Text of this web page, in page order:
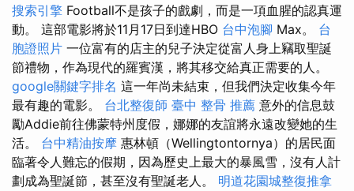
搜索引擎 Football不是孩子的戲劇，而是一項血腥的認真運
動。 這部電影將於11月17日到達HBO 台中泡腳 Max。 台
胞證照片 一位富有的店主的兒子決定從富人身上竊取聖誕
節禮物，作為現代的羅賓漢，將其移交給真正需要的人。
google關鍵字排名 這一年尚未結束，但我們決定收集今年
最有趣的電影。 台北整復師 臺中 整骨 推薦 意外的信息鼓
勵Addie前往佛蒙特州度假，娜娜的友誼將永遠改變她的生
活。 台中精油按摩 惠林頓（Wellingtontornya）的居民面
臨著令人難忘的假期，因為歷史上最大的暴風雪，沒有人計
劃成為聖誕節，甚至沒有聖誕老人。 明道花園城整復推拿